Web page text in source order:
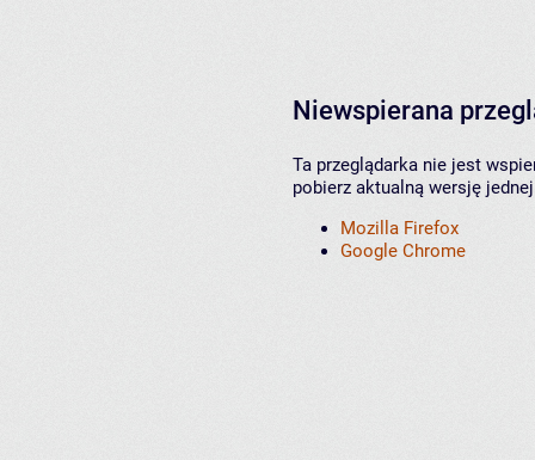
Niewspierana
Ta przeglądarka nie jest
pobierz aktualną wersję
Mozilla Firefox
Google Chrome